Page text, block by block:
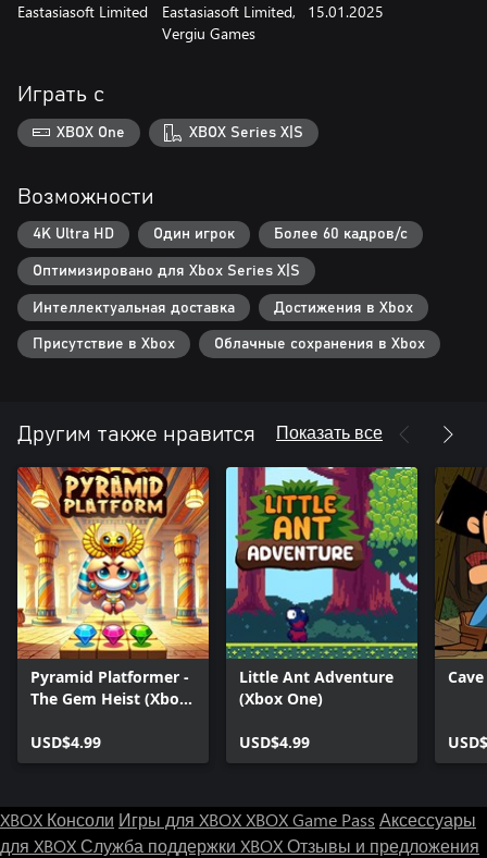
Eastasiasoft Limited
Eastasiasoft Limited,
Vergiu Games
15.01.2025
Играть с
XBOX One XBOX Series X|S
Возможности
4K Ultra HD Один игрок Более 60 кадров/с
Оптимизировано для Xbox Series X|S
Интеллектуальная доставка Достижения в Xbox
Присутствие в Xbox Облачные сохранения в Xbox
Другим также нравится Показать все
Pyramid Platformer -
The Gem Heist (Xbox
USD$4.99
Little Ant Adventure
(Xbox One)
USD$4.99
XBOX Консоли Игры для XBOXXBOX Game Pass Аксессуары
для XBOXСлужба поддержки XBOXОтзывы и предложения